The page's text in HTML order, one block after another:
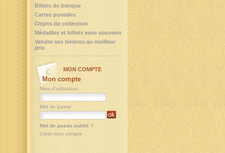
Billets de banque
Cartes postales
Objets de collection
Médailles et billets euro souvenir
Vendre ses timbres au meilleur
prix
MON COMPTE
Mon compte
Nom d'utilisateur
Mot de passe
Mot de passe oublié ?
Créer mon compte